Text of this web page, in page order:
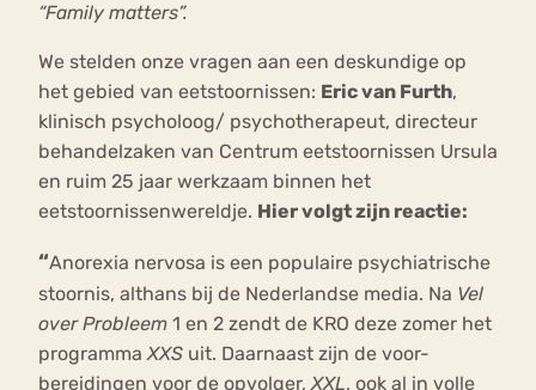
“Family matters”.
We stelden onze vragen aan een deskundige op
het gebied van eetstoornissen: Eric van Furth,
klinisch psycholoog/ psychotherapeut, directeur
behandelzaken van Centrum eetstoornissen Ursula
en ruim 25 jaar werkzaam binnen het
eetstoornissenwereldje. Hier volgt zijn reactie:
“Anorexia nervosa is een populaire psychiatrische
stoornis, althans bij de Nederlandse media. Na Vel
over Probleem 1 en 2 zendt de KRO deze zomer het
programmaXXS uit. Daarnaast zijn de voor-
bereidingen voor de opvolger,XXL, ook al in volle